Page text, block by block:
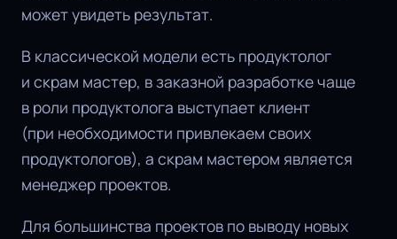
может увидеть результат.
В классической модели есть продуктолог
и скрам мастер, в заказной разработке чаще
в роли продуктолога выступает клиент
(при необходимости привлекаем своих
продуктологов), а скрам мастером является
менеджер проектов.
Для большинства проектов по выводу новых